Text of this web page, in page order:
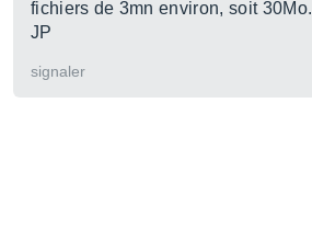
fichiers de 3mn environ, soit
JP
signaler